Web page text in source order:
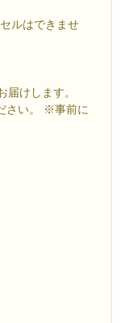
ルはできませ
届けします。
さい。 ※事前に